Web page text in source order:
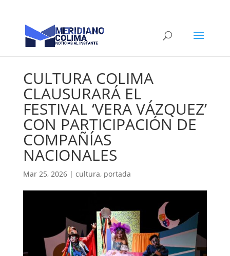
CULTURA COLIMA
CLAUSURARÁ EL
FESTIVAL ‘VERA VÁZQUEZ’
CON PARTICIPACIÓN DE
COMPAÑÍAS
NACIONALES
Mar 25, 2026| cultura, portada